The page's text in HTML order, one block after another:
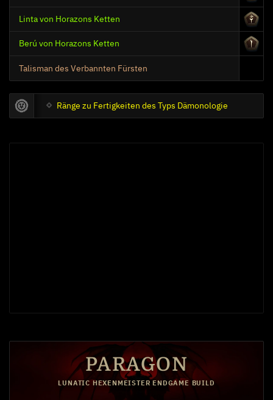
Linta von Horazons Ketten
Berú von Horazons Ketten
Talisman des Verbannten Fürsten
Ränge zu Fertigkeiten des Typs Dämonologie
PARAGON
LUNATIC HEXENMEISTER ENDGAME BUILD